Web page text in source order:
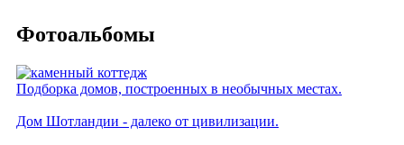
Фотоальбомы
Подборка домов, построенных в необычных местах.
Дом Шотландии - далеко от цивилизации.